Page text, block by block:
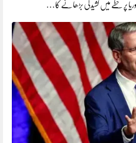
کوریا پر خطے میں کشیدگی بڑھانے کا…